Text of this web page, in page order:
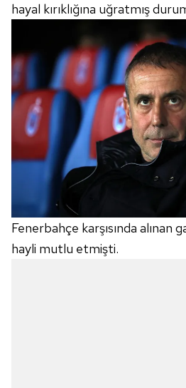
hayal kırıklığına uğratmış
Fenerbahçe karşısında alınan
hayli mutlu etmişti.